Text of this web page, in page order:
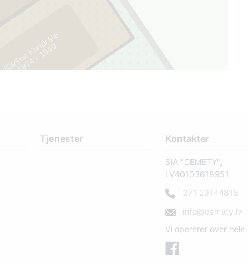
Karlīne Kundrāte
1
8
7
4
-
1
9
4
9
Tjenester Kontakter
SIA "CEMETY",
LV40103618951
371 29144816
info@cemety.lv
Vi opererer over hele